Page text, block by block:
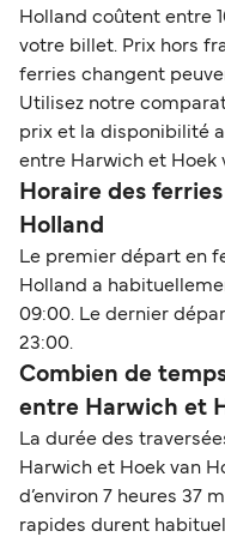
Holland coûtent entre
votre billet. Prix hors
ferries changent
Utilisez notre
prix et la disponibilité
entre Harwich et Hoek
Horaire des
Holland
Le premier départ en
Holland a
09:00. Le dernier
23:00.
Combien de
entre Harwich et
La durée des
Harwich et Hoek van
d’environ 7 heures 37
rapides durent